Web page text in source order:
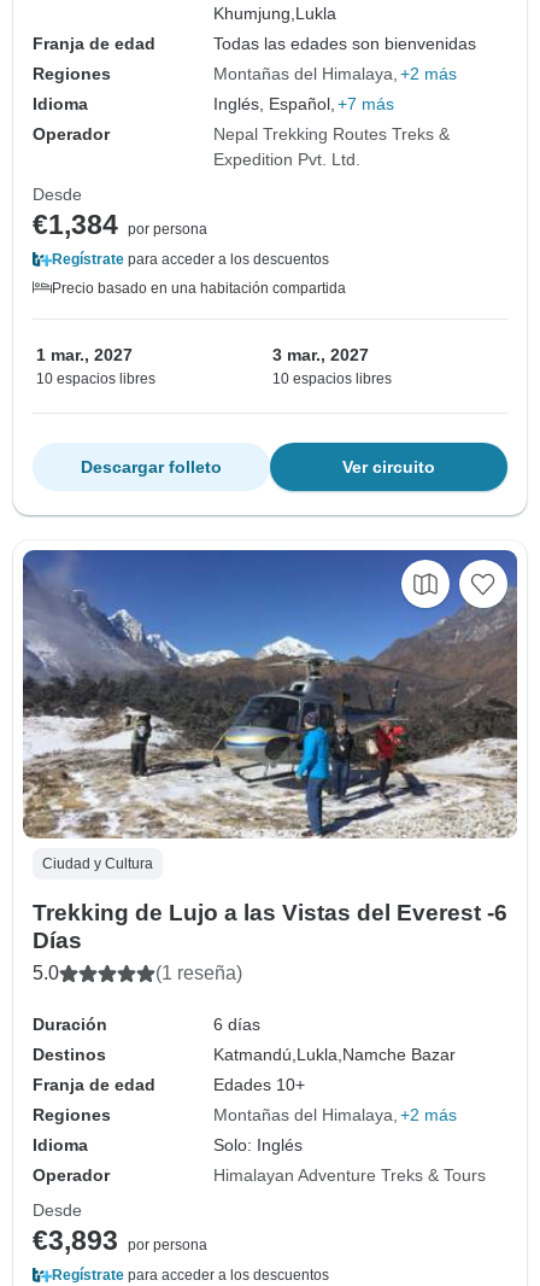
Khumjung, Lukla
Franja de edad
Todas las edades son bienvenidas
Regiones
Montañas del Himalaya +2 más
Idioma
Inglés, Español, +7 más
Operador
Nepal Trekking Routes Treks &
Expedition Pvt. Ltd.
Desde
€1,384 por persona
Regístrate para acceder a los descuentos
Precio basado en una habitación compartida
1 mar., 2027
10 espacios libres
3 mar., 2027
10 espacios libres
Ver circuito
Descargar folleto
Ciudad y Cultura
Trekking de Lujo a las Vistas del Everest -6
Días
5.0 (1 reseña)
Duración
6 días
Destinos
Katmandú,Lukla,Namche Bazar
Franja de edad
Edades 10+
Regiones
Montañas del Himalaya +2 más
Idioma
Solo: Inglés
Operador
Himalayan Adventure Treks & Tours
Desde
€3,893
por persona
Regístrate para acceder a los descuentos